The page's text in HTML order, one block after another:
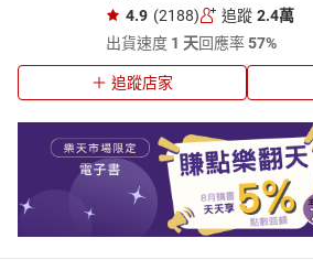
4.9 (2188) 追蹤 2.4萬
出貨速度 1 天回應率57%
追蹤店家